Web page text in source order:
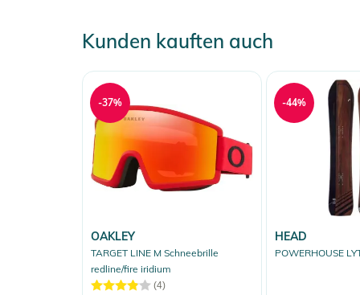
Kunden kauften auch
OAKLEY
TARGET LINE M Schneebrille
redline/fire iridium
(4)
-37%
HEAD
POWERHOUSE
-44%